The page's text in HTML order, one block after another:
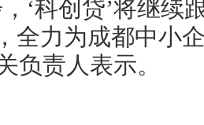
‘科创贷’将继
全力为成都中小
负责人表示。